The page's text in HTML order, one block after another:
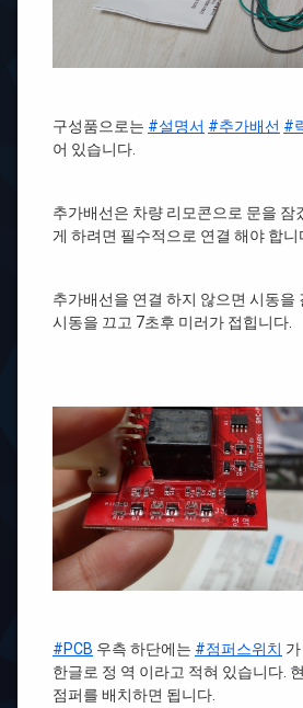
구성품으로는 #설명서 #추가배선 #
어 있습니다.
추가배선은 차량 리모콘으로 문을 잠
게 하려면 필수적으로 연결 해야 합니
추가배선을 연결 하지 않으면 시동을
시동을 끄고 7초후 미러가 접힙니다.
#PCB 우측 하단에는 #점퍼스위치
한글로 정 역 이라고 적혀 있습니다.
점퍼를 배치하면 됩니다.